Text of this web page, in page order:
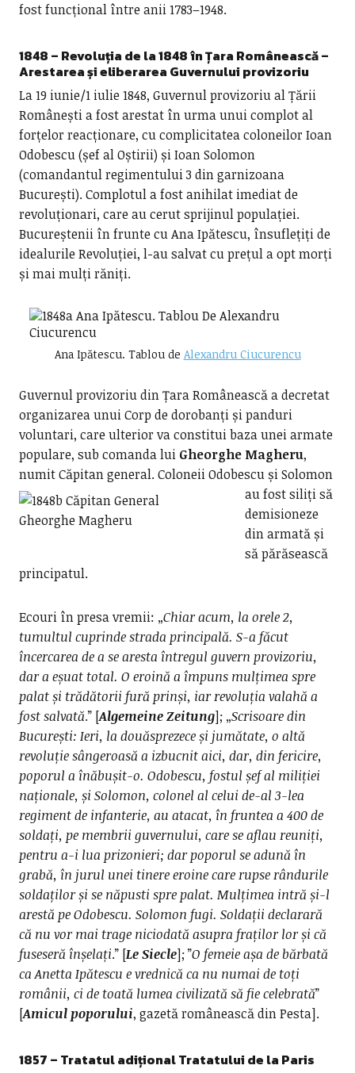
fost funcțional între anii 1783–1948.
1848 – Revoluția de la 1848 în Țara Românească –
Arestarea și eliberarea Guvernului provizoriu
La 19 iunie/1 iulie 1848, Guvernul provizoriu al Țării
Românești a fost arestat în urma unui complot al
forțelor reacționare, cu complicitatea coloneilor Ioan
Odobescu (șef al Oștirii) și Ioan Solomon
(comandantul regimentului 3 din garnizoana
București). Complotul a fost anihilat imediat de
revoluționari, care au cerut sprijinul populației.
Bucureștenii în frunte cu Ana Ipătescu, însuflețiți de
idealurile Revoluției, l-au salvat cu prețul a opt morți
și mai mulți răniți.
Ana Ipătescu. Tablou de Alexandru Ciucurencu
Guvernul provizoriu din Țara Românească a decretat
organizarea unui Corp de dorobanți și panduri
voluntari, care ulterior va constitui baza unei armate
populare, sub comanda lui Gheorghe Magheru,
numit Căpitan general.Coloneii Odobescu și Solomon
au fost siliți să
demisioneze
din armată și
să părăsească
principatul.
Ecouri în presa vremii: „Chiar acum, la orele 2,
tumultul cuprinde strada principală. S-a făcut
încercarea de a se aresta întregul guvern provizoriu,
dar a eșuat total. O eroină a împuns mulțimea spre
palat și trădătorii fură prinși, iar revoluția valahă a
fost salvată.” [Algemeine Zeitung]; „Scrisoare din
București: Ieri, la douăsprezece și jumătate, o altă
revoluție sângeroasă a izbucnit aici, dar, din fericire,
poporul a înăbușit-o. Odobescu, fostul șef al miliției
naționale, și Solomon, colonel al celui de-al 3-lea
regiment de infanterie, au atacat, în fruntea a 400 de
soldați, pe membrii guvernului, care se aflau reuniți,
pentru a-i lua prizonieri; dar poporul se adună în
grabă, în jurul unei tinere eroine care rupse rândurile
soldaților și se năpusti spre palat. Mulțimea intră și-l
arestă pe Odobescu. Solomon fugi. Soldații declarară
că nu vor mai trage niciodată asupra fraților lor și că
fuseseră înșelați.” [Le Siecle]; ”O femeie așa de bărbată
ca Anetta Ipătescu e vrednică ca nu numai de toți
românii, ci de toată lumea civilizată să fie celebrată”
[Amicul poporului, gazetă românească din Pesta].
1857 – Tratatul adițional Tratatului de la Paris